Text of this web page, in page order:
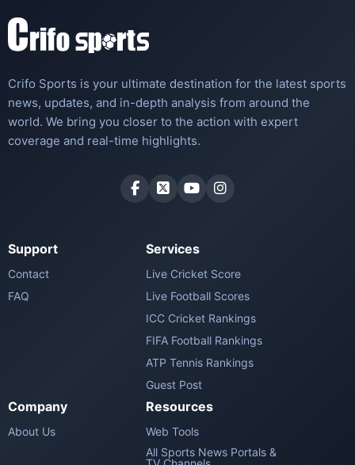
Crifo Sports is your ultimate destination for the latest sports
news, updates, and in-depth analysis from around the
world. We bring you closer to the action with expert
coverage and real-time highlights.
Support
Contact
FAQ
Services
Live Cricket Score
Live Football Scores
ICC Cricket Rankings
FIFA Football Rankings
ATP Tennis Rankings
Guest Post
Company
About Us
Resources
Web Tools
All Sports News Portals &